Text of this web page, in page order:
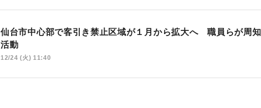
仙台市中心部で客引き禁止区域が１月から拡大へ 職員らが周知
活動
12/24 (火) 11:40